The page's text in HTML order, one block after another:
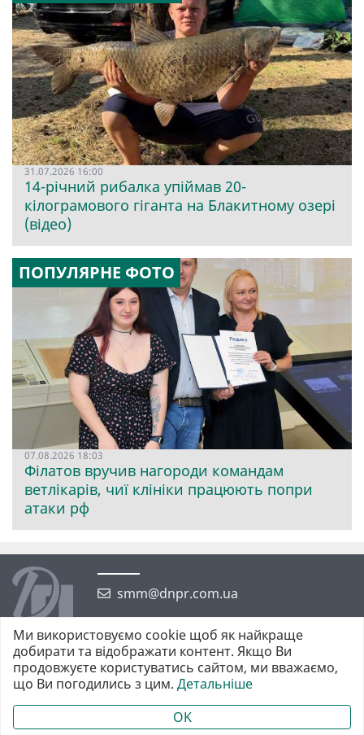
31.07.2026 16:00
14-річний рибалка упіймав 20-
кілограмового гіганта на Блакитному озері
(відео)
ПОПУЛЯРНЕ ФОТО
07.08.2026 18:03
Філатов вручив нагороди командам
ветлікарів, чиї клініки працюють попри
атаки рф
smm@dnpr.com.ua
©2026 https://dnpr.com.ua Дніпровська порадниця
Всі права захищені. При повному або частковому використанні
матеріалів обов'язкове активне гіперпосилання у першому абзаці.
Ми використовуємо cookie щоб як найкраще
добирати та відображати контент. Якщо Ви
продовжуєте користуватись сайтом, ми вважаємо,
що Ви погодились з цим. Детальніше
OK